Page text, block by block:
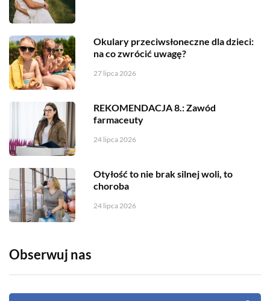
Okulary przeciwsłoneczne dla dzieci:
na co zwrócić uwagę?
27 lipca 2026
REKOMENDACJA 8.: Zawód
farmaceuty
24 lipca 2026
Otyłość to nie brak silnej woli, to
choroba
24 lipca 2026
Obserwuj nas